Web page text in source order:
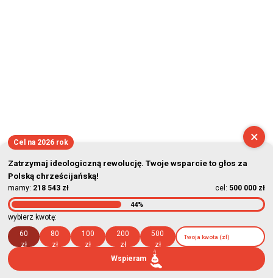
×
Cel na 2026 rok
Zatrzymaj ideologiczną rewolucję. Twoje wsparcie to głos za
Polską chrześcijańską!
mamy: 218 543 zł cel: 500 000 zł
44%
wybierz kwotę:
60
zł
80
zł
100
zł
200
zł
500
zł
Wspieram